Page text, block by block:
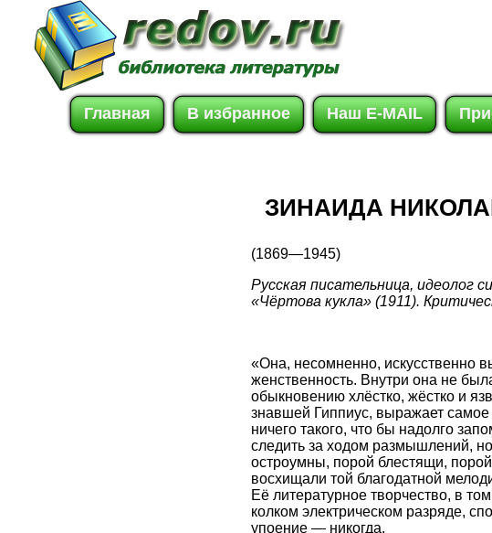
Главная В избранное Наш E-MAIL
ЗИНАИДА
(1869—1945)
Русская писательница, идеолог
«Чёртова кукла» (1911).
«Она, несомненно, искусственно
женственность. Внутри она не
обыкновению хлёстко, жёстко и
знавшей Гиппиус, выражает
ничего такого, что бы надолго
следить за ходом размышлений,
остроумны, порой блестящи,
восхищали той благодатной
Её литературное творчество, в
колком электрическом разряде,
упоение — никогда.